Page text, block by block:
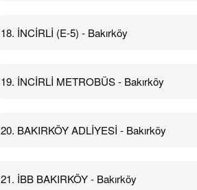
18. İNCİRLİ (E-5) - Bakırköy
19. İNCİRLİ METROBÜS - Bakırköy
20. BAKIRKÖY ADLİYESİ - Bakırköy
21. İBB BAKIRKÖY - Bakırköy